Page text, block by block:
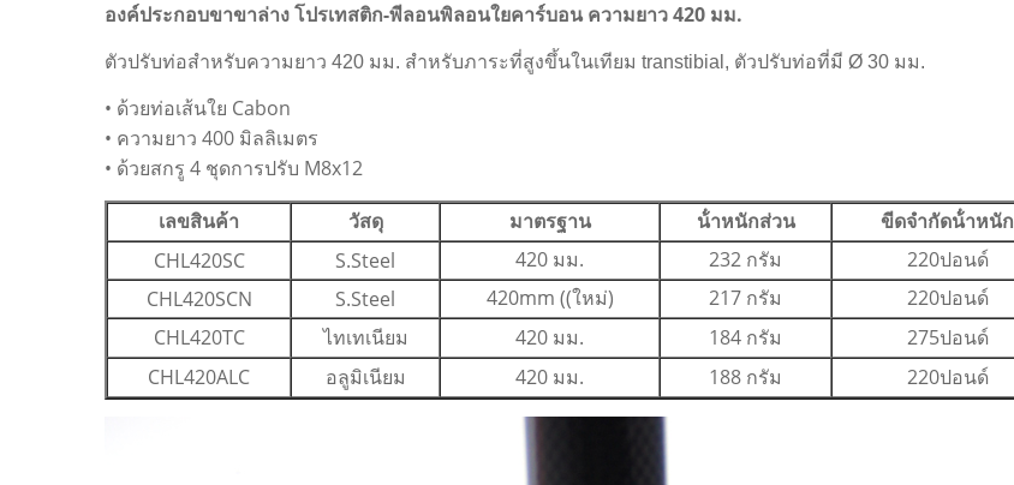
องค์ประกอบขาขาล่าง โปรเทสติก-พีลอนพิลอนใยคาร์บอน ความยาว 420 มม.
ตัวปรับท่อสําหรับความยาว 420 มม. สําหรับภาระที่สูงขึ้นในเทียม transtibial, ตัวปรับท่อที่มี Ø 30 มม.
• ด้วยท่อเส้นใย Cabon
• ความยาว 400 มิลลิเมตร
• ด้วยสกรู 4 ชุดการปรับ M8x12
เลขสินค้า
วัสดุ มาตรฐาน น้ําหนักส่วน
ขีดจํากัดน้ําหนัก
CHL420SC
S.Steel 420 มม. 232 กรัม
220ปอนด์
CHL420SCN
S.Steel 420mm ((ใหม่) 217 กรัม
220ปอนด์
CHL420TC
ไทเทเนียม 420 มม. 184 กรัม
275ปอนด์
CHL420ALC
อลูมิเนียม 420 มม. 188 กรัม 220ปอนด์